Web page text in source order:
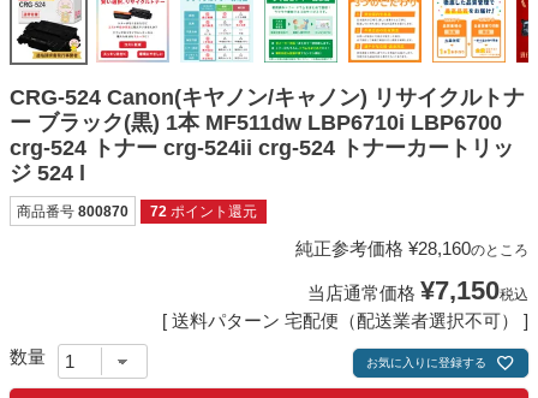
ご利用ガイド
よくある質問
お問い合わせ
会員専用商品
説明書ダウンロード
CRG-524 Canon(キヤノン/キャノン) リサイクルトナ
ー ブラック(黒) 1本 MF511dw LBP6710i LBP6700
crg-524 トナー crg-524ii crg-524 トナーカートリッ
ジ 524 l
商品番号 800870 72 ポイント還元
純正参考価格 ¥28,160のところ
当店通常価格 ¥7,150税込
送料パターン 宅配便（配送業者選択不可）
お気に入りに登録する